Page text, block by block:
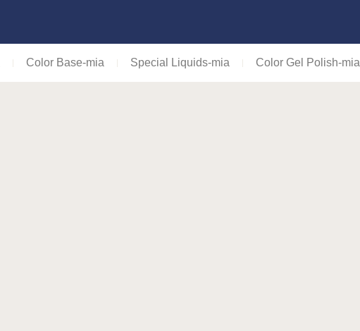
Color Base-mia Special Liquids-mia Color Gel Polish-mia